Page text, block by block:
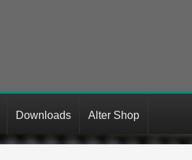
Downloads Alter Shop